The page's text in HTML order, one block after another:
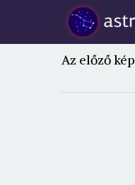
Az előző kép